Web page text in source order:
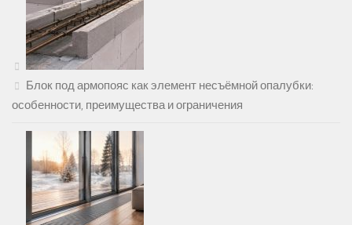
Блок под армопояс как элемент несъёмной опалубки:
особенности, преимущества и ограничения